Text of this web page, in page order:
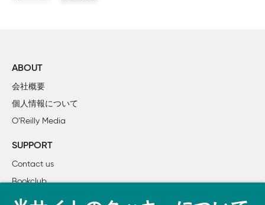
        1.6.3　変換
1.6.4　ボーナス：行政区ごとの1日の利用回数を可視
        1.6.6　ボーナス：怠けた（lazy）ほうが速くなる
    1.7　本章で学んだこと
    2.1　環境のセットアップ
        2.1.1　プロジェクトのダウンロード
        2.1.2　uvのインストール
ABOUT
会社概要
個人情報について
O’Reilly Media
SUPPORT
Contact us
Bookclub
書籍注文